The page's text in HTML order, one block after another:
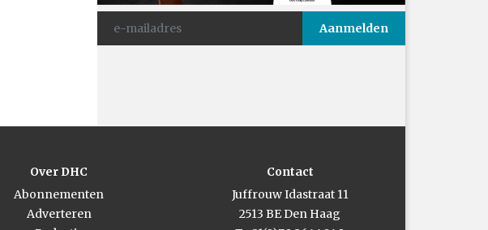
Over DHC
Abonnementen
Adverteren
Contact
Juffrouw Idastraat 11
2513 BE Den Haag